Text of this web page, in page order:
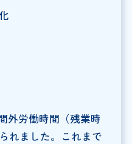
外労働時間（残業時
れました。これまで